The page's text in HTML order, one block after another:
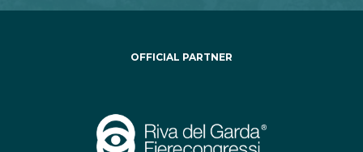
OFFICIAL PARTNER